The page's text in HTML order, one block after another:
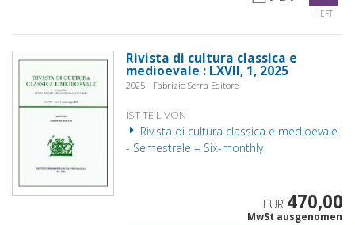
HEFT
Rivista di cultura classica e
medioevale : LXVII, 1, 2025
2025 - Fabrizio Serra Editore
IST TEIL VON
Rivista di cultura classica e medioevale.
- Semestrale = Six-monthly
EUR 470,00
MwSt ausgenomen